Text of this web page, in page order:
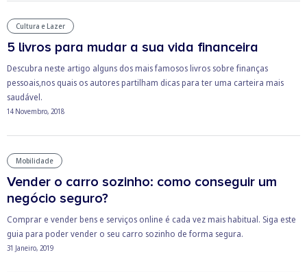
Cultura e Lazer
5 livros para mudar a sua vida financeira
Descubra neste artigo alguns dos mais famosos livros sobre finanças
pessoais,nos quais os autores partilham dicas para ter uma carteira mais
saudável.
14 Novembro, 2018
Mobilidade
Vender o carro sozinho: como conseguir um
negócio seguro?
Comprar e vender bens e serviços online é cada vez mais habitual. Siga este
guia para poder vender o seu carro sozinho de forma segura.
31 Janeiro, 2019